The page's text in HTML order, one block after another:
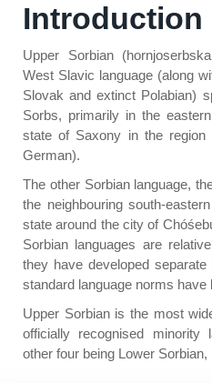
Introduction
Upper Sorbian
West Slavic language (along
Slovak and extinct Polabian)
Sorbs, primarily in the
state of Saxony in the region
German).
The other Sorbian language,
the neighbouring south-
state around the city of
Sorbian languages are
they have developed
standard language norms have
Upper Sorbian is the most
officially recognised minority
other four being Lower